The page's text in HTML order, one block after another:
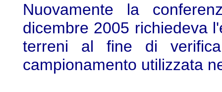
Nuovamente la
dicembre 2005 richiedeva
terreni al fine di
campionamento utilizzata